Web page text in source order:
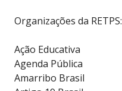
Organizações da RETPS:
Ação Educativa
Agenda Pública
Amarribo Brasil